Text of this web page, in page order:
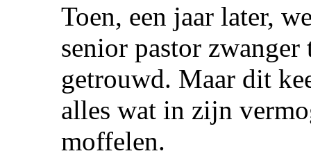
Toen, een jaar later,
senior pastor
getrouwd. Maar dit
alles wat in zijn
moffelen.